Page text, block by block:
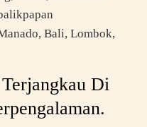
Bali, Lombok,
Di